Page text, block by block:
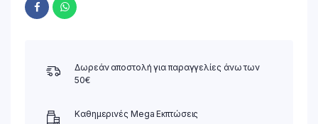
Δωρεάν αποστολή για παραγγελίες άνω των
50€
Καθημερινές Mega Εκπτώσεις